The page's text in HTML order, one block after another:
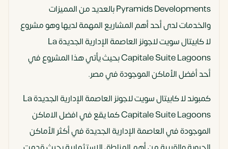
Pyramids Developments بالعديد من المميزات
والخدمات لدى أحد أهم المشاريع المهمة لديها وهو مشروع
لا كابيتال سويت لاجونز العاصمة الإدارية الجديدة La
Capitale Suite Lagoons بحيث يأتي هذا المشروع في
أحد أفضل الأماكن الموجودة في مصر.
كمبوند لا كابيتال سويت لاجونز العاصمة الإدارية الجديدة La
Capitale Suite Lagoons كما يقع في افضل الاماكن
الموجودة في العاصمة الإدارية الجديدة في أكثر الأماكن